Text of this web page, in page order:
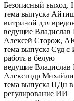
Безопасный выход.
тема выпуска
витриной для
ведущие
Алексей Сторож,
тема выпуска Суд с
работа в белую
ведущие
Александр
тема выпуска ПДн в
регулирование ИИ